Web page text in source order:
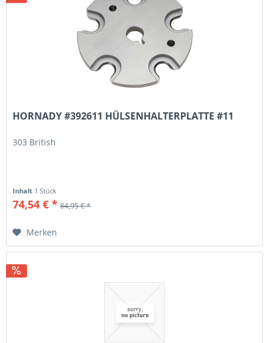
HORNADY #392611 HÜLSENHALTERPLATTE #11
303 British
Inhalt 1 Stück
74,54 € * 84,95 € *
Merken